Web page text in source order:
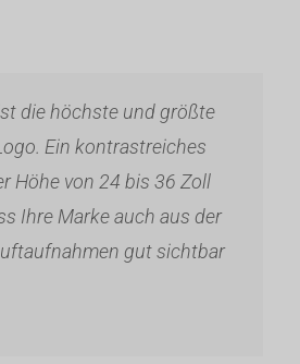
die höchste und größte
Ein kontrastreiches
Höhe von 24 bis 36 Zoll
Ihre Marke auch aus der
gut sichtbar